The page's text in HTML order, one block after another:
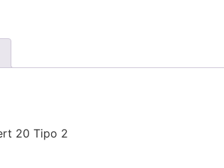
20 Tipo 2